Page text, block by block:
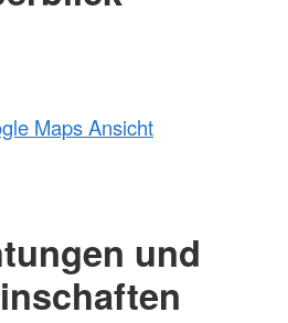
Maps Ansicht
und